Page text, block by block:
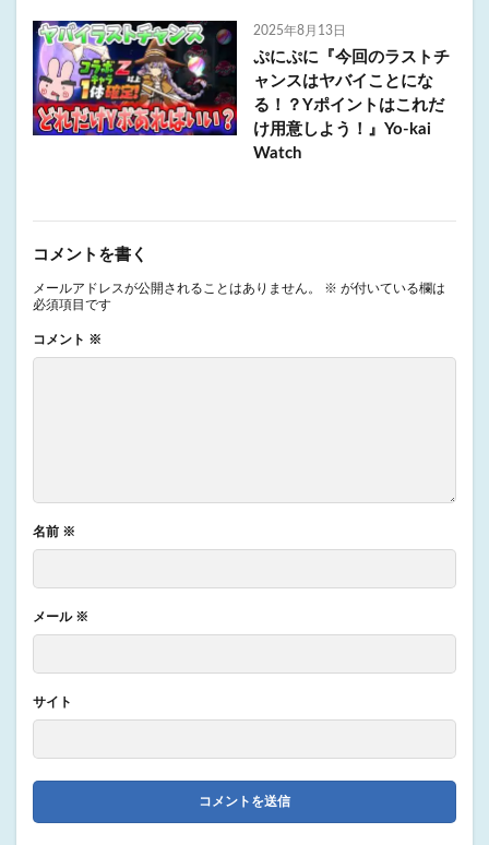
2025年8月13日
ぷにぷに『今回のラストチ
ャンスはヤバイことにな
る！？Yポイントはこれだ
け用意しよう！』Yo-kai
Watch
コメントを書く
メールアドレスが公開されることはありません。 ※ が付いている欄は
必須項目です
コメント ※
名前 ※
メール ※
サイト